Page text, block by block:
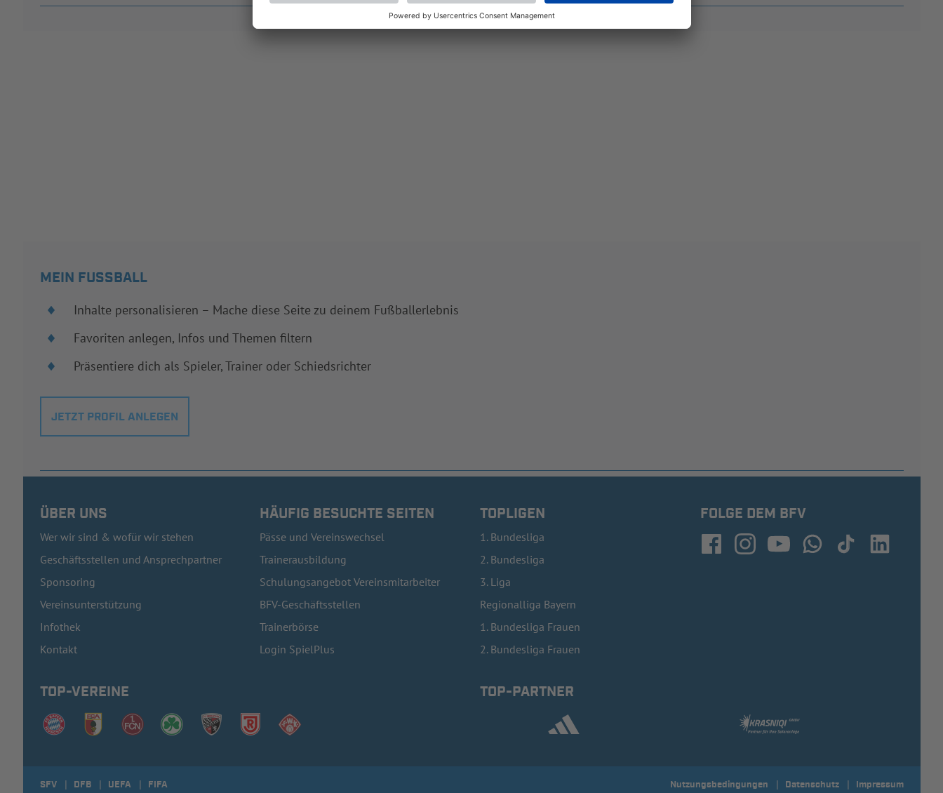
MEIN FUSSBALL
Inhalte personalisieren – Mache diese Seite zu deinem Fußballerlebnis
Favoriten anlegen, Infos und Themen filtern
Präsentiere dich als Spieler, Trainer oder Schiedsrichter
JETZT PROFIL ANLEGEN
ÜBER UNS
Wer wir sind & wofür wir stehen
Geschäftsstellen und Ansprechpartner
Sponsoring
Vereinsunterstützung
Infothek
Kontakt
HÄUFIG BESUCHTE SEITEN
Pässe und Vereinswechsel
Trainerausbildung
Schulungsangebot Vereinsmitarbeiter
BFV-Geschäftsstellen
Trainerbörse
Login SpielPlus
TOPLIGEN
1. Bundesliga
2. Bundesliga
3. Liga
Regionalliga Bayern
1. Bundesliga Frauen
2. Bundesliga Frauen
FOLGE DEM BFV
TOP-VEREINE TOP-PARTNER
SFV DFB UEFA FIFA Nutzungsbedingungen Datenschutz Impressum